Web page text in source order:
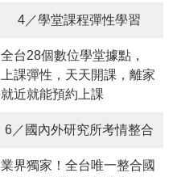
4／學堂課程彈性學習
全台28個數位學堂據點，
上課彈性，天天開課，離家
就近就能預約上課
6／國內外研究所考情整合
業界獨家！全台唯一整合國